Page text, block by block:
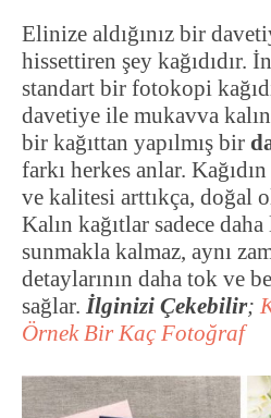
Elinize aldığınız bir
hissettiren şey kağıdıdır.
standart bir fotokopi
davetiye ile mukavva
bir kağıttan yapılmış bir
farkı herkes anlar.
ve kalitesi arttıkça, doğal
Kalın kağıtlar sadece
sunmakla kalmaz, aynı
detaylarının daha tok ve
sağlar. İlginizi Çekebilir;
Örnek Bir Kaç Fotoğraf